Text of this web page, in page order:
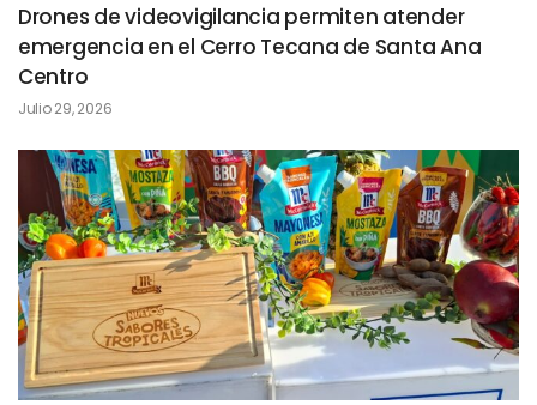
Drones de videovigilancia permiten atender
emergencia en el Cerro Tecana de Santa Ana
Centro
Julio 29, 2026